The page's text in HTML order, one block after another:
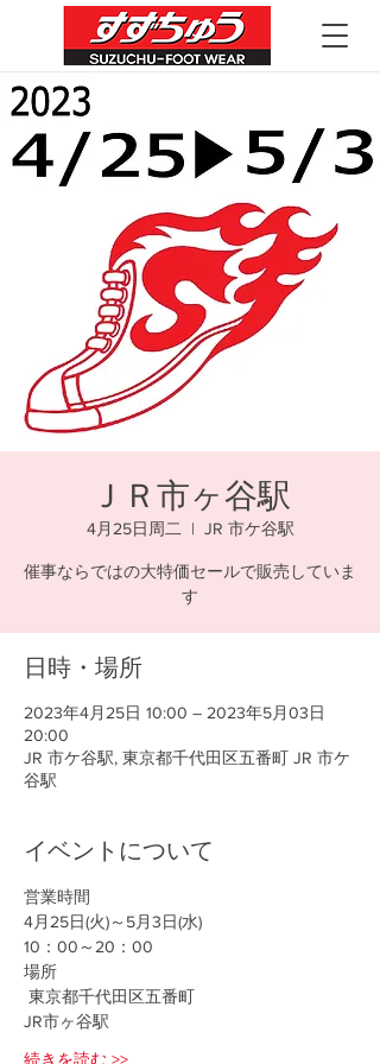
ＪＲ市ヶ谷駅
4月25日周二
  |
JR 市ケ谷駅
催事ならではの大特価セールで販売していま
す
日時・場所
2023年4月25日 10:00 – 2023年5月03日
20:00
JR 市ケ谷駅, 東京都千代田区五番町 JR 市ケ
谷駅
イベントについて
営業時間
4月25日(火)～5月3日(水)
10：00～20：00
場所
東京都千代田区五番町
JR市ヶ谷駅
続きを読む >>